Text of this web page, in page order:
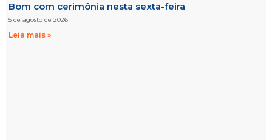
Bom com cerimônia nesta sexta-feira
5 de agosto de 2026
Leia mais »